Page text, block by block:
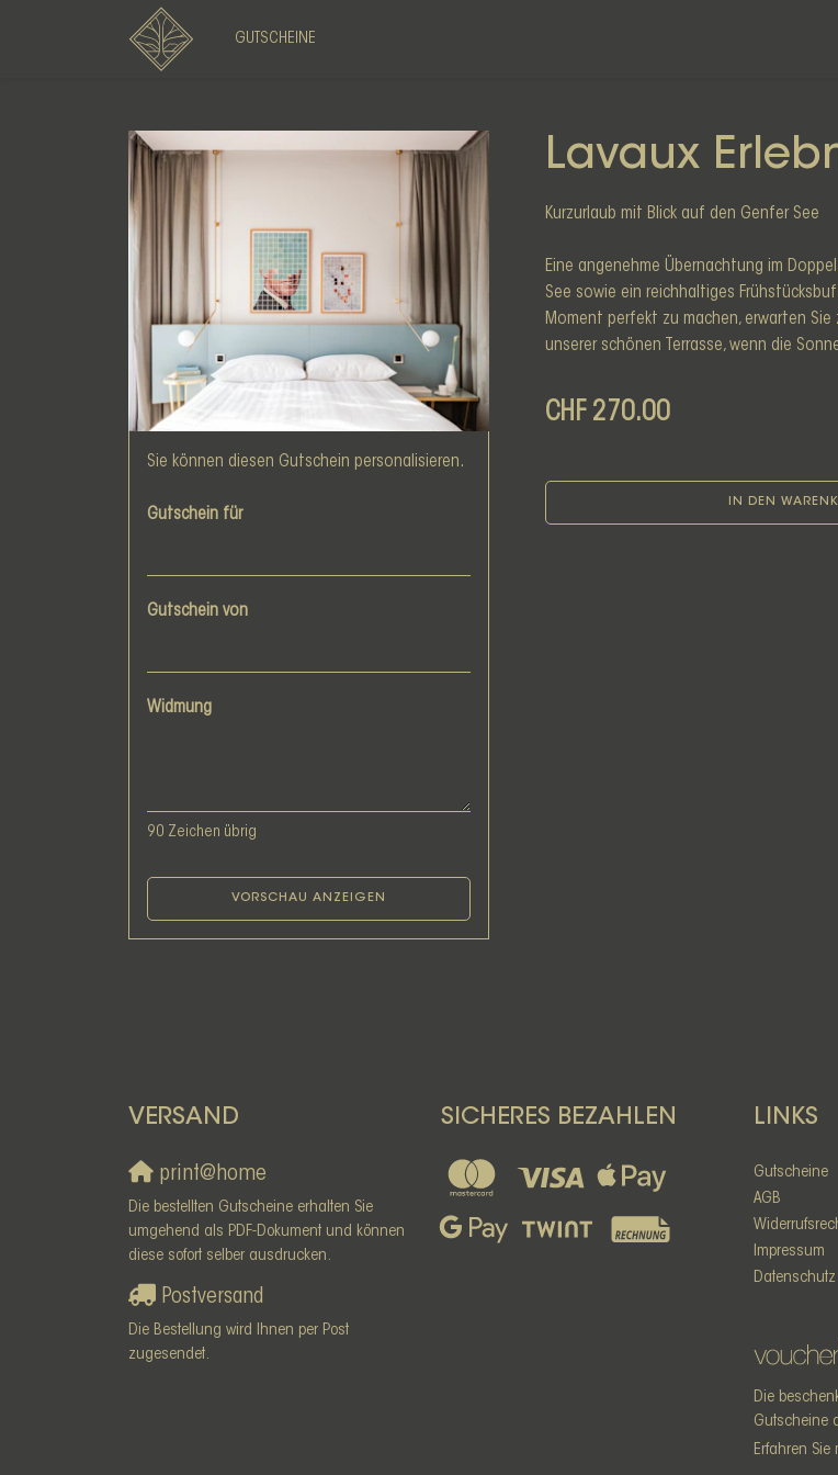
GUTSCHEINE
Sie können diesen Gutschein personalisieren.
Gutschein für
Gutschein von
Widmung
90 Zeichen übrig
VORSCHAU ANZEIGEN
Lavaux
Kurzurlaub mit Blick auf den Genfer See
Eine angenehme Übernachtung im
See sowie ein reichhaltiges
Moment perfekt zu machen, erwarten Sie
unserer schönen Terrasse, wenn die
CHF 270.00
IN DEN
VERSAND
print@home
Die bestellten Gutscheine erhalten Sie
umgehend als PDF-Dokument und können
diese sofort selber ausdrucken.
Postversand
Die Bestellung wird Ihnen per Post
zugesendet.
SICHERES BEZAHLEN LINKS
Gutscheine
AGB
Impressum
Datenschutz
Die
Gutscheine
Erfahren